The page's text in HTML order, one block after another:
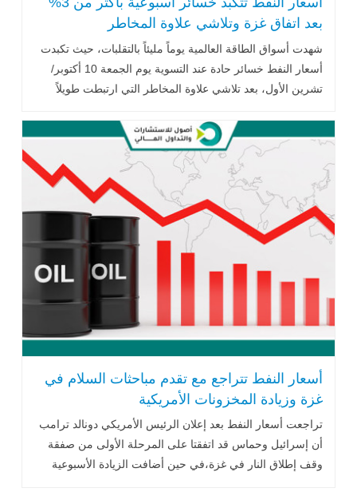
بعد اتفاق غزة وتلاشي علاوة المخاطر
الجيوسياسية
شهدت أسواق الطاقة العالمية يوماً مليئاً بالتقلبات، حيث تكبدت
أسعار النفط خسائر حادة عند التسوية يوم الجمعة 10 أكتوبر/
تشرين الأول، بعد تلاشي علاوة المخاطر التي ارتبطت طويلاً
أسعار النفط تتراجع مع تقدم مباحثات السلام في
غزة وزيادة المخزونات الأمريكية
تراجعت أسعار النفط بعد إعلان الرئيس الأمريكي دونالد ترامب
أن إسرائيل وحماس قد اتفقتا على المرحلة الأولى من صفقة
وقف إطلاق النار في غزة،في حين أضافت الزيادة الأسبوعية